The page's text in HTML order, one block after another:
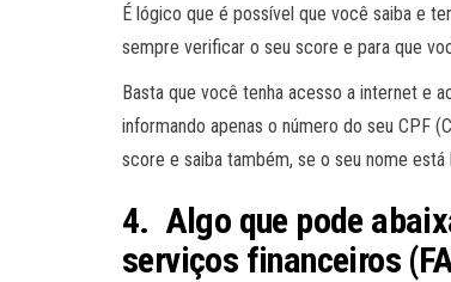
É lógico que é possível que você saiba e
sempre verificar o seu score e para que
Basta que você tenha acesso a internet e
informando apenas o número do seu CPF
score e saiba também, se o seu nome está
4. Algo que pode
serviços financeiros